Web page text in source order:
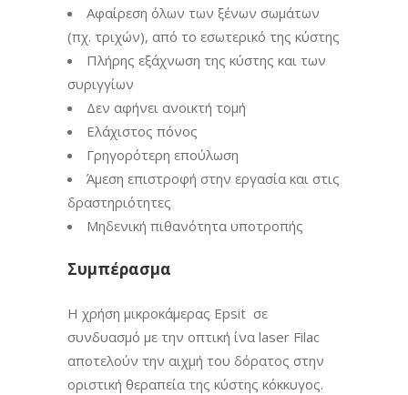
Αφαίρεση όλων των ξένων σωμάτων
(πχ. τριχών), από το εσωτερικό της κύστης
Πλήρης εξάχνωση της κύστης και των
συριγγίων
Δεν αφήνει ανοικτή τομή
Ελάχιστος πόνος
Γρηγορότερη επούλωση
Άμεση επιστροφή στην εργασία και στις
δραστηριότητες
Μηδενική πιθανότητα υποτροπής
Συμπέρασμα
Η χρήση μικροκάμερας Epsit σε
συνδυασμό με την οπτική ίνα laser Filac
αποτελούν την αιχμή του δόρατος στην
οριστική θεραπεία της κύστης κόκκυγος.